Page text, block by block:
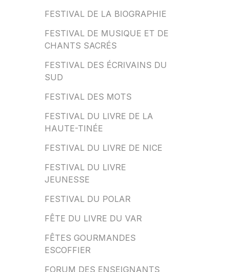
FESTIVAL DE LA BIOGRAPHIE
FESTIVAL DE MUSIQUE ET DE
CHANTS SACRÉS
FESTIVAL DES ÉCRIVAINS DU
SUD
FESTIVAL DES MOTS
FESTIVAL DU LIVRE DE LA
HAUTE-TINÉE
FESTIVAL DU LIVRE DE NICE
FESTIVAL DU LIVRE
JEUNESSE
FESTIVAL DU POLAR
FÊTE DU LIVRE DU VAR
FÊTES GOURMANDES
ESCOFFIER
FORUM DES ENSEIGNANTS